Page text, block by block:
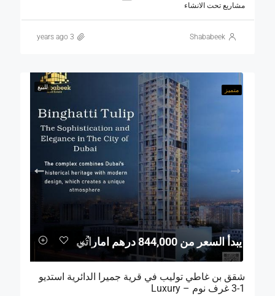
مشاريع تحت الانشاء
Shababeek
3 years ago
متميز للبيع
يبدأ السعر من 844,000 درهم اماراتي
شقق بن غاطي توليب في قرية جميرا الدائرية استديو
1-3 غرف نوم – Luxury